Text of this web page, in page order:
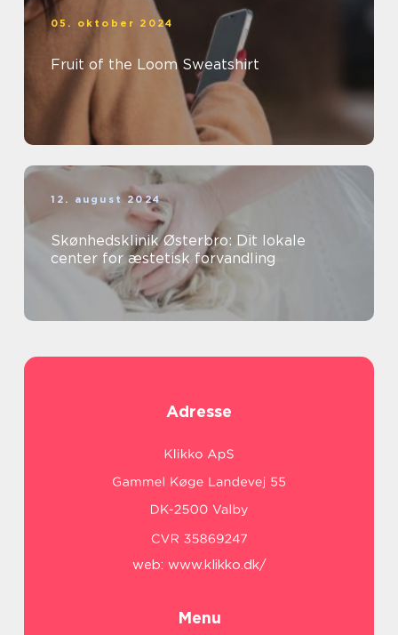
05. oktober 2024
Fruit of the Loom Sweatshirt
12. august 2024
Skønhedsklinik Østerbro: Dit lokale
center for æstetisk forvandling
Adresse
web: www.klikko.dk/
Menu